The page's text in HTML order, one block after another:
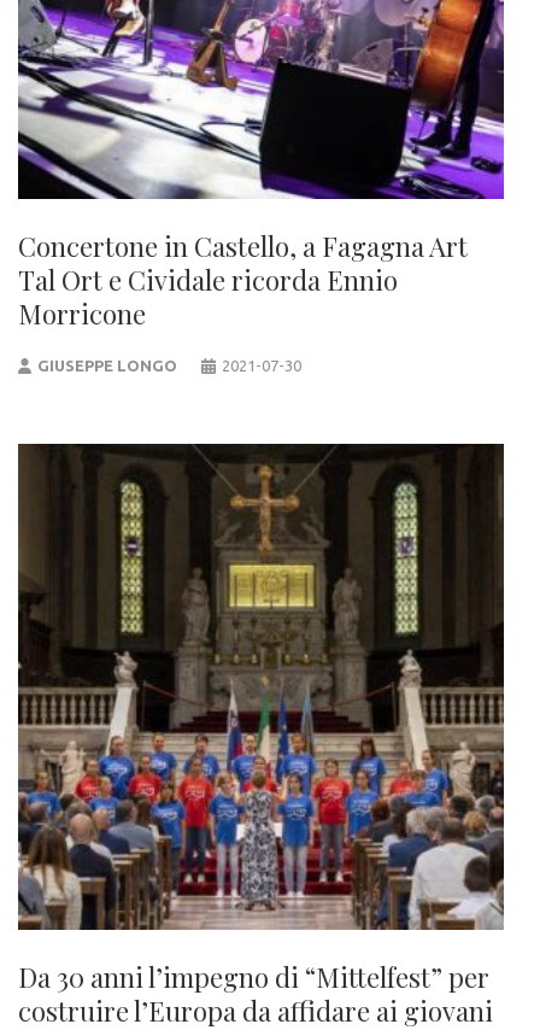
Concertone in Castello, a Fagagna Art
Tal Ort e Cividale ricorda Ennio
Morricone
GIUSEPPE LONGO 2021-07-30
Da 30 anni l’impegno di “Mittelfest” per
costruire l’Europa da affidare ai giovani